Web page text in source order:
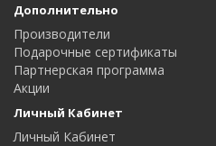
Дополнительно
Производители
Подарочные сертификаты
Партнерская программа
Акции
Личный Кабинет
Личный Кабинет